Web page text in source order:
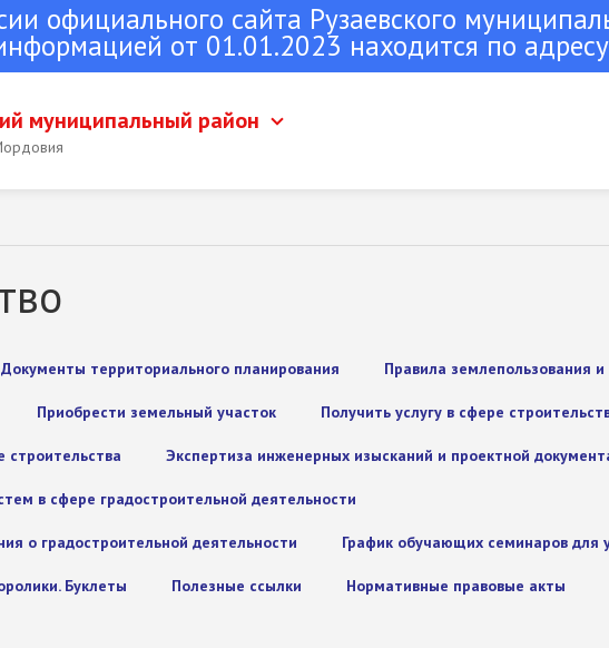
официального сайта Рузаевского
от 01.01.2023 находится по
муниципальный район
Рузаевка
Документы территориального планирования Правила землепользования и
Приобрести земельный участок Получить услугу в сфере
Экспертиза инженерных изысканий и проектной
в сфере градостроительной деятельности
о градостроительной деятельности График обучающих семинаров для
Буклеты Полезные ссылки Нормативные правовые акты